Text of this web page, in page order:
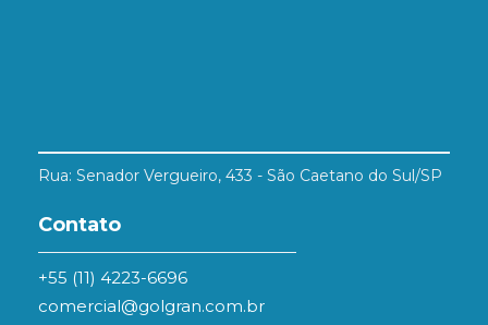
Rua: Senador Vergueiro, 433 - São Caetano do Sul/SP
Contato
+55 (11) 4223-6696
comercial@golgran.com.br